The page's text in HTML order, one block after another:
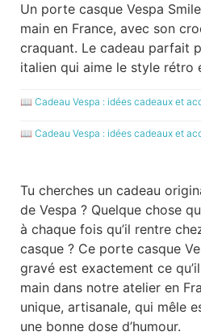
Un porte casque Vespa
main en France, avec son
craquant. Le cadeau parfait
italien qui aime le style rétro
📖 Cadeau Vespa : idées cadeaux et
📖 Cadeau Vespa : idées cadeaux et
Tu cherches un cadeau
de Vespa ? Quelque chose
à chaque fois qu’il rentre
casque ? Ce porte casque
gravé est exactement ce
main dans notre atelier en
unique, artisanale, qui mêle
une bonne dose d’humour.